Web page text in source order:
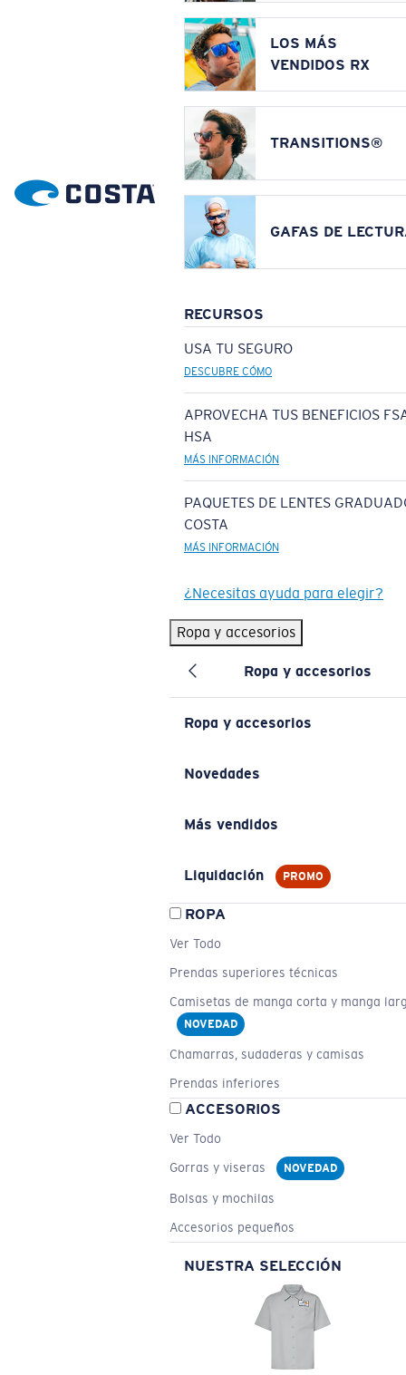
LOS MÁS
VENDIDOS RX
TRANSITIONS®
GAFAS DE
RECURSOS
USA TU SEGURO
DESCUBRE CÓMO
APROVECHA TUS BENEFICIOS
HSA
MÁS INFORMACIÓN
PAQUETES DE LENTES
COSTA
MÁS INFORMACIÓN
¿Necesitas ayuda para elegir?
Ropa y accesorios
Ropa y accesorios
Ropa y accesorios
Novedades
Más vendidos
Liquidación PROMO
ROPA
Ver Todo
Prendas superiores técnicas
Camisetas de manga corta y manga
NOVEDAD
Chamarras, sudaderas y camisas
Prendas inferiores
ACCESORIOS
Ver Todo
Gorras y viseras
NOVEDAD
Bolsas y mochilas
Accesorios pequeños
NUESTRA SELECCIÓN